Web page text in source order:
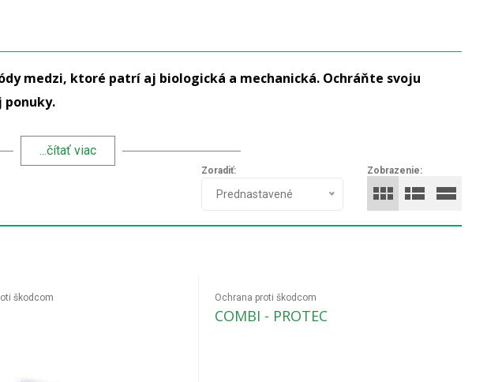
medzi, ktoré patrí aj biologická a mechanická. Ochráňte svoju
ponuky.
...čítať viac
Zobrazenie:
Zoradiť:
Prednastavené
škodcom Ochrana proti škodcom
COMBI - PROTEC